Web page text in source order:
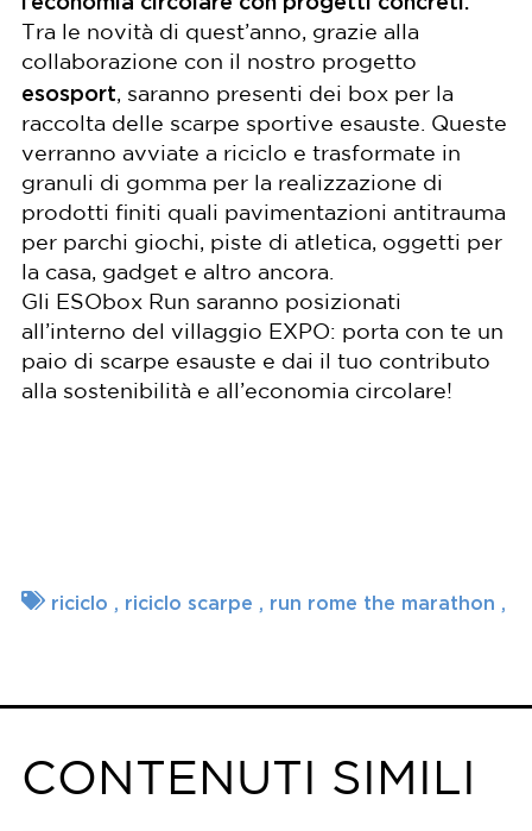
Tra le novità di quest’anno, grazie alla
collaborazione con il nostro progetto
esosport, saranno presenti dei box per la
raccolta delle scarpe sportive esauste. Queste
verranno avviate a riciclo e trasformate in
granuli di gomma per la realizzazione di
prodotti finiti quali pavimentazioni antitrauma
per parchi giochi, piste di atletica, oggetti per
la casa, gadget e altro ancora.
Gli ESObox Run saranno posizionati
all’interno del villaggio EXPO: porta con te un
paio di scarpe esauste e dai il tuo contributo
alla sostenibilità e all’economia circolare!
riciclo riciclo scarpe run rome the marathon
CONTENUTI SIMILI